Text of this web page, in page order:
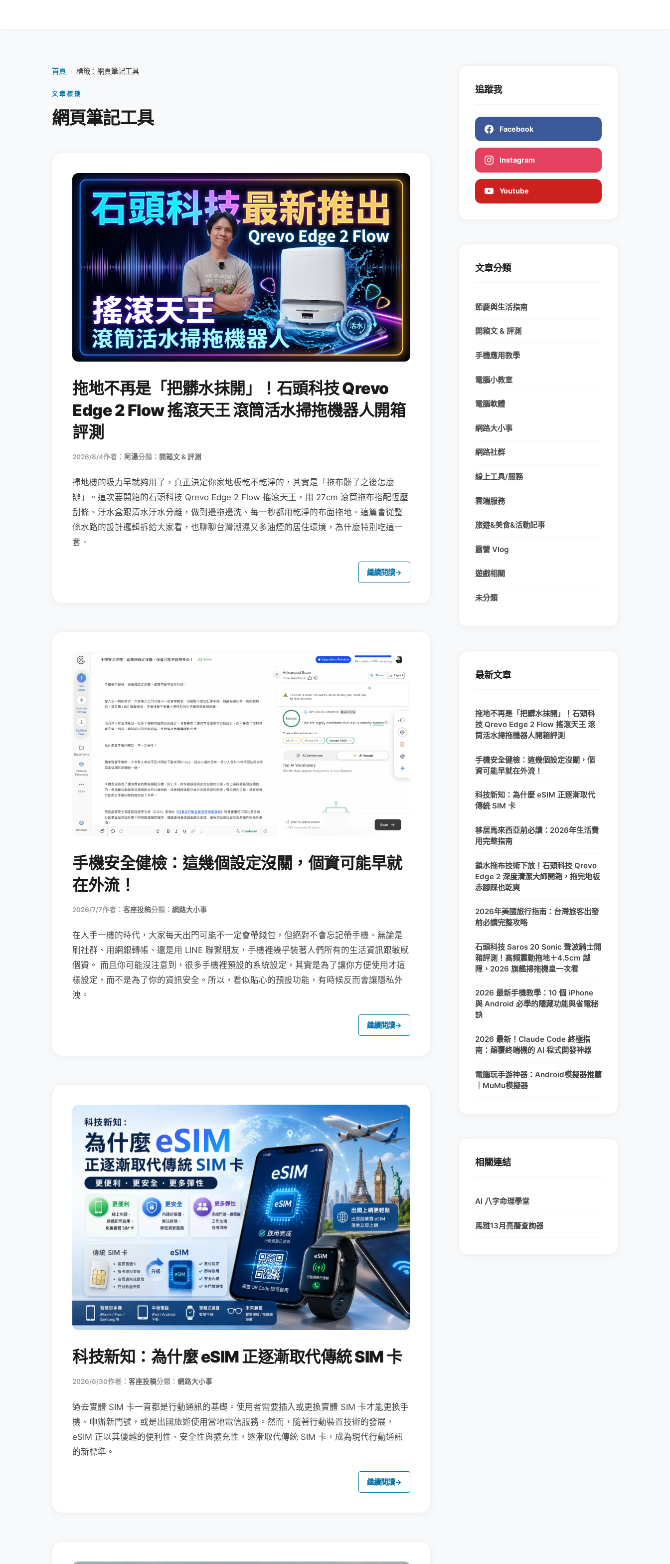
首頁 › 標籤：網頁筆記工具
文章標籤
網頁筆記工具
拖地不再是「把髒水抹開」！石頭科技 Qrevo
Edge 2 Flow 搖滾天王 滾筒活水掃拖機器人開箱
評測
2026/8/4作者： 阿湯分類： 開箱文 & 評測
掃地機的吸力早就夠用了，真正決定你家地板乾不乾淨的，其實是「拖布髒了之後怎麼
辦」。這次要開箱的石頭科技 Qrevo Edge 2 Flow 搖滾天王，用 27cm 滾筒拖布搭配恆壓
刮條、汙水盒跟清水汙水分離，做到邊拖邊洗、每一秒都用乾淨的布面拖地。這篇會從整
條水路的設計邏輯拆給大家看，也聊聊台灣潮濕又多油煙的居住環境，為什麼特別吃這一
套。
繼續閱讀→
手機安全健檢：這幾個設定沒關，個資可能早就
在外流！
2026/7/7作者： 客座投稿分類： 網路大小事
在人手一機的時代，大家每天出門可能不一定會帶錢包，但絕對不會忘記帶手機。無論是
刷社群、用網銀轉帳、還是用 LINE 聯繫朋友，手機裡幾乎裝著人們所有的生活資訊跟敏感
個資。 而且你可能沒注意到，很多手機裡預設的系統設定，其實是為了讓你方便使用才這
樣設定，而不是為了你的資訊安全。所以，看似貼心的預設功能，有時候反而會讓隱私外
洩。
繼續閱讀→
科技新知：為什麼 eSIM 正逐漸取代傳統 SIM 卡
2026/6/30作者： 客座投稿分類： 網路大小事
過去實體 SIM 卡一直都是行動通訊的基礎。使用者需要插入或更換實體 SIM 卡才能更換手
機、申辦新門號，或是出國旅遊使用當地電信服務。然而，隨著行動裝置技術的發展，
eSIM 正以其優越的便利性、安全性與擴充性，逐漸取代傳統 SIM 卡，成為現代行動通訊
的新標準。
繼續閱讀→
追蹤我
Facebook
Instagram
Youtube
文章分類
節慶與生活指南
開箱文 & 評測
手機應用教學
電腦小教室
電腦軟體
網路大小事
網路社群
線上工具/服務
雲端服務
旅遊&美食&活動記事
露營 Vlog
遊戲相關
未分類
最新文章
拖地不再是「把髒水抹開」！石頭科
技 Qrevo Edge 2 Flow 搖滾天王 滾
筒活水掃拖機器人開箱評測
手機安全健檢：這幾個設定沒關，個
資可能早就在外流！
科技新知：為什麼 eSIM 正逐漸取代
傳統 SIM 卡
移居馬來西亞前必讀：2026年生活費
用完整指南
鎖水拖布技術下放！石頭科技 Qrevo
Edge 2 深度清潔大師開箱，拖完地板
赤腳踩也乾爽
2026年美國旅行指南：台灣旅客出發
前必讀完整攻略
石頭科技 Saros 20 Sonic 聲波騎士開
箱評測！高頻震動拖地＋4.5cm 越
障，2026 旗艦掃拖機皇一次看
2026 最新手機教學：10 個 iPhone
與 Android 必學的隱藏功能與省電秘
訣
2026 最新！Claude Code 終極指
南：顛覆終端機的 AI 程式開發神器
電腦玩手游神器：Android模擬器推薦
｜MuMu模擬器
相關連結
AI 八字命理學堂
馬雅13月亮曆查詢器